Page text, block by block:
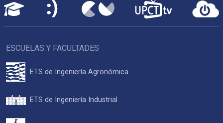
ESCUELAS Y FACULTADES
ETS de Ingeniería Agronómica
ETS de Ingeniería Industrial